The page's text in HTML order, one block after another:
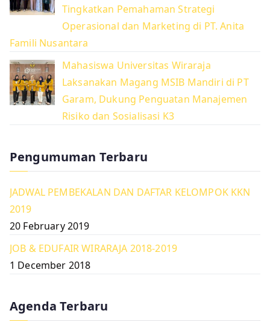
Tingkatkan Pemahaman Strategi
Operasional dan Marketing di PT. Anita
Famili Nusantara
Mahasiswa Universitas Wiraraja
Laksanakan Magang MSIB Mandiri di PT
Garam, Dukung Penguatan Manajemen
Risiko dan Sosialisasi K3
Pengumuman Terbaru
JADWAL PEMBEKALAN DAN DAFTAR KELOMPOK KKN
2019
20 February 2019
JOB & EDUFAIR WIRARAJA 2018-2019
1 December 2018
Agenda Terbaru